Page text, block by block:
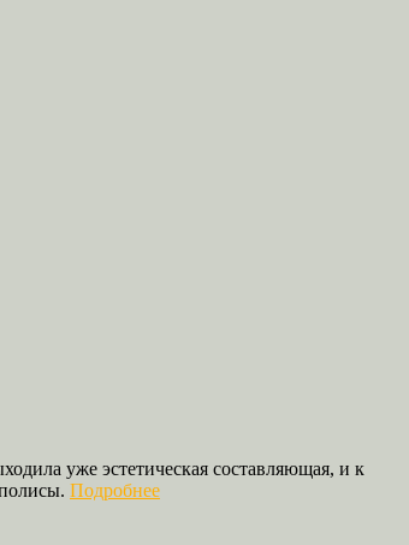
уже эстетическая составляющая, и к
Подробнее